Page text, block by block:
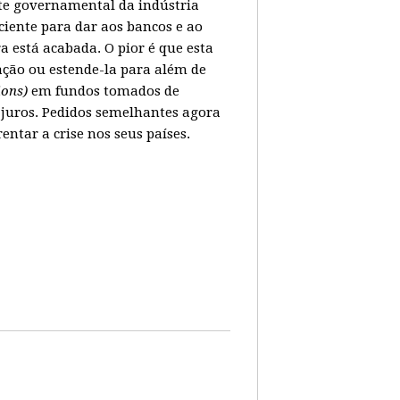
governamental da indústria
para dar aos bancos e ao
está acabada. O pior é que esta
ou estende-la para além de
em fundos tomados de
Pedidos semelhantes agora
a crise nos seus países.